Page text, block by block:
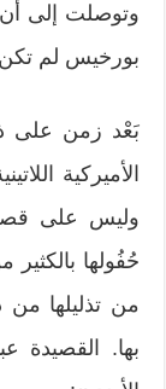
وتوصلت إلى أن
بورخيس لم
بَعْد زمن على
الأميركية
وليس على قصة.
حُفُولها
من تذليلها
بها. القصيدة